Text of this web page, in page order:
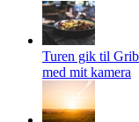
Turen gik til
med mit kamera